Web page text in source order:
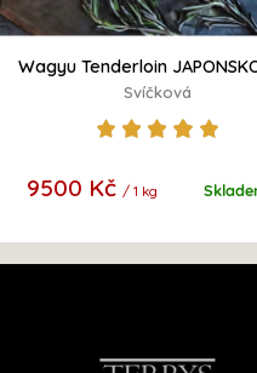
Wagyu Tenderloin
HIGH QUALITY
Svíčková
9500 Kč / 1 kg